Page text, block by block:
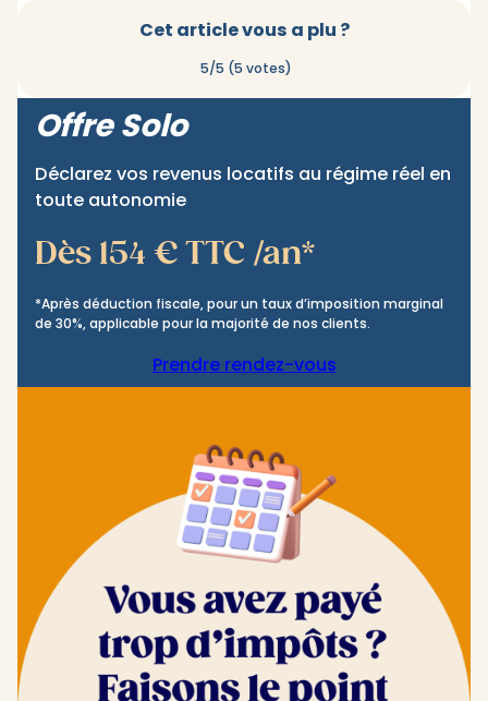
Cet article vous a plu ?
5/5 (5 votes)
Offre Solo
Déclarez vos revenus locatifs au régime réel en
toute autonomie
Dès 154 € TTC /an*
*Après déduction fiscale, pour un taux d’imposition marginal
de 30%, applicable pour la majorité de nos clients.
Prendre rendez-vous